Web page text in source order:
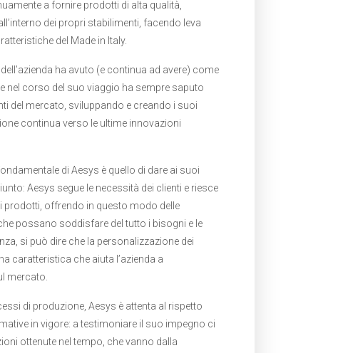
a fornire prodotti di alta qualità,
dei propri stabilimenti, facendo leva
del Made in Italy.
ha avuto (e continua ad avere) come
nel corso del suo viaggio ha sempre saputo
del mercato, sviluppando e creando i suoi
continua verso le ultime innovazioni
di Aesys è quello di dare ai suoi
Aesys segue le necessità dei clienti e riesce
prodotti, offrendo in questo modo delle
possano soddisfare del tutto i bisogni e le
si può dire che la personalizzazione dei
caratteristica che aiuta l’azienda a
mercato.
di produzione, Aesys è attenta al rispetto
in vigore: a testimoniare il suo impegno ci
ottenute nel tempo, che vanno dalla